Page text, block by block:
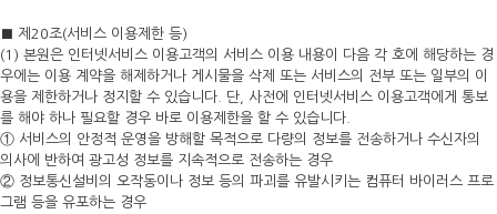
■ 제20조(서비스 이용제한 등)
(1) 본원은 인터넷서비스 이용고객의 서비스 이용 내용이 다음 각 호에 해당하는 경
우에는 이용 계약을 해제하거나 게시물을 삭제 또는 서비스의 전부 또는 일부의 이
용을 제한하거나 정지할 수 있습니다. 단, 사전에 인터넷서비스 이용고객에게 통보
를 해야 하나 필요할 경우 바로 이용제한을 할 수 있습니다.
① 서비스의 안정적 운영을 방해할 목적으로 다량의 정보를 전송하거나 수신자의
의사에 반하여 광고성 정보를 지속적으로 전송하는 경우
② 정보통신설비의 오작동이나 정보 등의 파괴를 유발시키는 컴퓨터 바이러스 프로
그램 등을 유포하는 경우